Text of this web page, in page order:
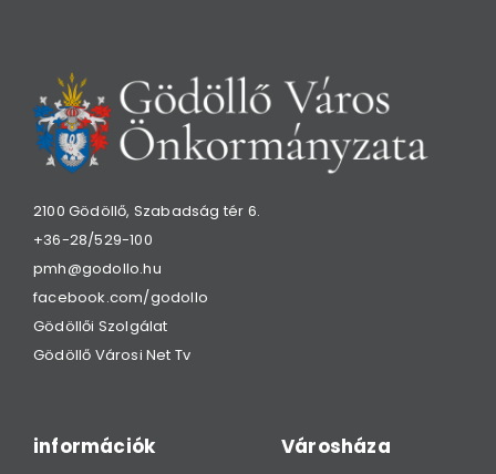
2100 Gödöllő, Szabadság tér 6.
+36-28/529-100
pmh@godollo.hu
facebook.com/godollo
Gödöllői Szolgálat
Gödöllő Városi Net Tv
információk Városháza